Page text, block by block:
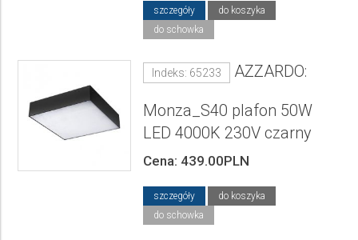
szczegóły
do koszyka
do schowka
Indeks: 65233 AZZARDO:
Monza_S40 plafon 50W
LED 4000K 230V czarny
Cena: 439.00PLN
szczegóły
do koszyka
do schowka